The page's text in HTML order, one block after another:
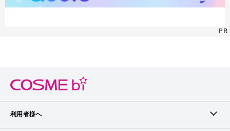
PR
利用者様へ